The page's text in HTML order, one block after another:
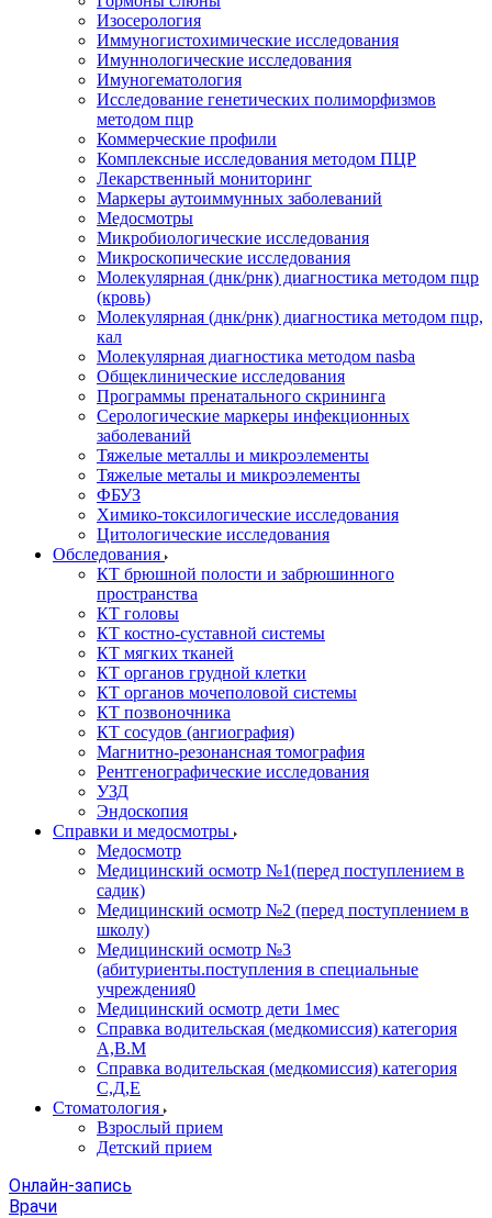
Изосерология
Иммуногистохимические исследования
Имуннологические исследования
Имуногематология
Исследование генетических полиморфизмов
методом пцр
Коммерческие профили
Комплексные исследования методом ПЦР
Лекарственный мониторинг
Маркеры аутоиммунных заболеваний
Медосмотры
Микробиологические исследования
Микроскопические исследования
Молекулярная (днк/рнк) диагностика методом пцр
(кровь)
Молекулярная (днк/рнк) диагностика методом пцр,
кал
Молекулярная диагностика методом nasba
Общеклинические исследования
Программы пренатального скрининга
Серологические маркеры инфекционных
заболеваний
Тяжелые металлы и микроэлементы
Тяжелые металы и микроэлементы
ФБУЗ
Химико-токсилогические исследования
Цитологические исследования
Обследования
КТ брюшной полости и забрюшинного
пространства
КТ головы
КТ костно-суставной системы
КТ мягких тканей
КТ органов грудной клетки
КТ органов мочеполовой системы
КТ позвоночника
КТ сосудов (ангиография)
Магнитно-резонансная томография
Рентгенографические исследования
УЗД
Эндоскопия
Справки и медосмотры
Медосмотр
Медицинский осмотр №1(перед поступлением в
садик)
Медицинский осмотр №2 (перед поступлением в
школу)
Медицинский осмотр №3
(абитуриенты.поступления в специальные
учреждения0
Медицинский осмотр дети 1мес
Справка водительская (медкомиссия) категория
А,В.М
Справка водительская (медкомиссия) категория
С,Д,Е
Стоматология
Взрослый прием
Детский прием
Онлайн-запись
Врачи